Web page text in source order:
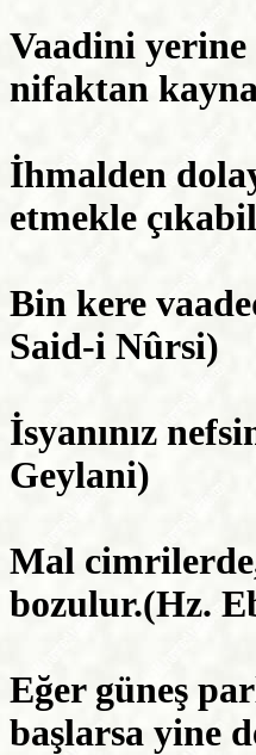
Vaadini yerine
nifaktan
İhmalden
etmekle
Bin kere
Said-i Nûrsi)
İsyanınız
Geylani)
Mal
bozulur.(Hz.
Eğer güneş
başlarsa yine